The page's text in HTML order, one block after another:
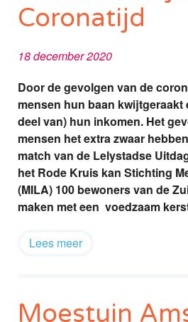
Coronatijd
18 december 2020
Door de gevolgen van de
mensen hun baan kwijtgeraakt
deel van) hun inkomen. Het
mensen het extra zwaar
match van de Lelystadse
het Rode Kruis kan Stichting
(MILA) 100 bewoners van de
maken met een voedzaam
Lees meer
Moestuin